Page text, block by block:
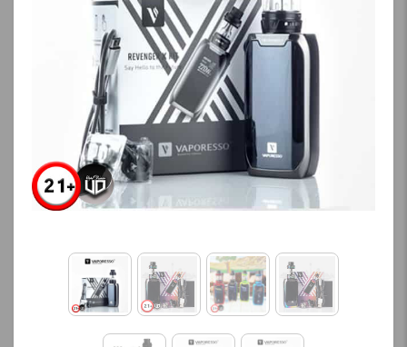
آخرین بروزرسانی
-
ک
محصول را از کادر بالا انتخاب
کنید.
آخرین بروزرسانی
قیمت: 11 ساعت پیش
تمامی قیمت ها بروز
افزودن به سبد خرید